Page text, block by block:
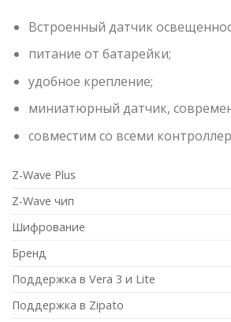
Встроенный датчик
питание от батарейки;
удобное крепление;
миниатюрный датчик,
совместим со всеми
Z-Wave Plus
Z-Wave чип
Шифрование
Бренд
Поддержка в Vera 3 и Lite
Поддержка в Zipato